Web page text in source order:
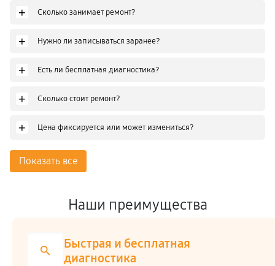
+ Сколько занимает ремонт?
+ Нужно ли записываться заранее?
+ Есть ли бесплатная диагностика?
+ Сколько стоит ремонт?
+ Цена фиксируется или может измениться?
Показать все
Наши преимущества
Быстрая и бесплатная
диагностика